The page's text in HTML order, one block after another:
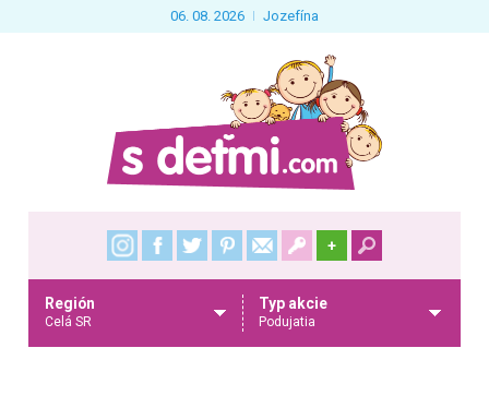
06. 08. 2026 Jozefína
+
Región
Celá SR
Typ akcie
Podujatia